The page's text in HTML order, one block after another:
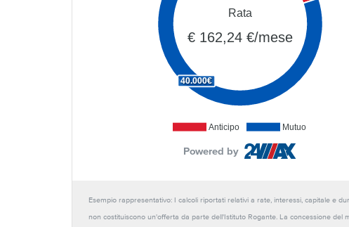
Anticipo Mutuo
40.000€
Rata
€ 162,24 €/mese
Powered by
Esempio rappresentativo: I calcoli riportati relativi a rate, interessi, capitale e
non costituiscono un'offerta da parte dell'Istituto Rogante. La concessione